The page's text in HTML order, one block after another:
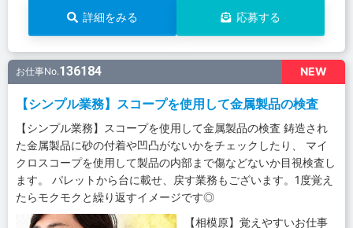
詳細をみる 応募する
NEW
お仕事No.136184
【シンプル業務】スコープを使用して金属製品の検査
【シンプル業務】スコープを使用して金属製品の検査 鋳造され
た金属製品に砂の付着や凹凸がないかをチェックしたり、 マイ
クロスコープを使用して製品の内部まで傷などないか目視検査し
ます。 パレットから台に載せ、戻す業務もございます。1度覚え
たらモクモクと繰り返すイメージです◎
【相模原】覚えやすいお仕事